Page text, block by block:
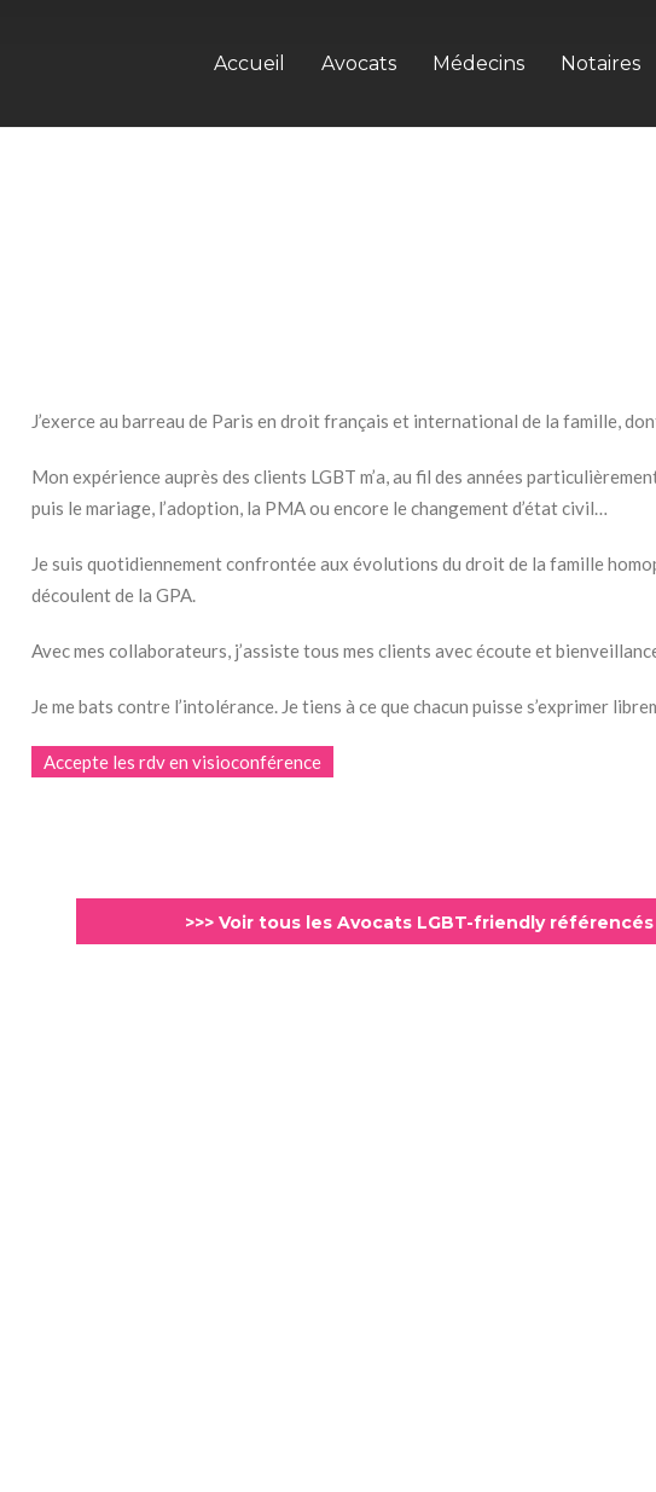
Accueil Avocats Médecins Notaires
J’exerce au barreau de Paris en droit français et international de la famille,
Mon expérience auprès des clients LGBT m’a, au fil des années
puis le mariage, l’adoption, la PMA ou encore le changement d’état civil…
Je suis quotidiennement confrontée aux évolutions du droit de la famille
découlent de la GPA.
Avec mes collaborateurs, j’assiste tous mes clients avec écoute et
Je me bats contre l’intolérance. Je tiens à ce que chacun puisse s’exprimer
Accepte les rdv en visioconférence
>>> Voir tous les Avocats LGBT-friendly